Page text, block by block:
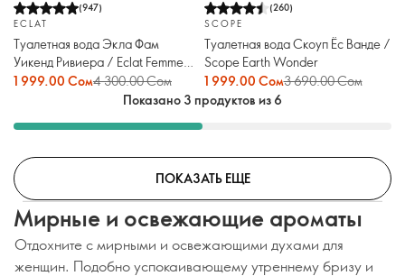
(947)
ECLAT
Туалетная вода Экла Фам
Уикенд Ривиера / Eclat Femme
Weekend Riviera
1 999.00 Сом4 300.00 Сом
(260)
SCOPE
Туалетная вода Скоуп Ёс Ванде /
Scope Earth Wonder
1 999.00 Сом3 690.00 Сом
Показано 3 продуктов из 6
ПОКАЗАТЬ ЕЩЕ
Мирные и освежающие ароматы
Отдохните с мирными и освежающими духами для
женщин. Подобно успокаивающему утреннему бризу и